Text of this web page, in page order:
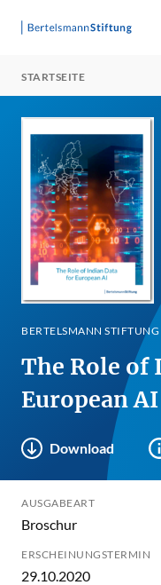
STARTSEITE
BERTELSMANN STIFTUNG
The Role of
European AI
Download
AUSGABEART
Broschur
ERSCHEINUNGSTERMIN
29.10.2020